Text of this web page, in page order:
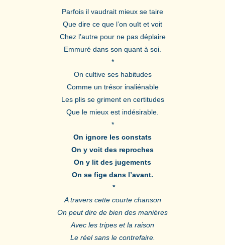
Parfois il vaudrait mieux se taire
Que dire ce que l’on ouït et voit
Chez l’autre pour ne pas déplaire
Emmuré dans son quant à soi.
*
On cultive ses habitudes
Comme un trésor inaliénable
Les plis se griment en certitudes
Que le mieux est indésirable.
*
On ignore les constats
On y voit des reproches
On y lit des jugements
On se fige dans l’avant.
*
A travers cette courte chanson
On peut dire de bien des manières
Avec les tripes et la raison
Le réel sans le contrefaire.